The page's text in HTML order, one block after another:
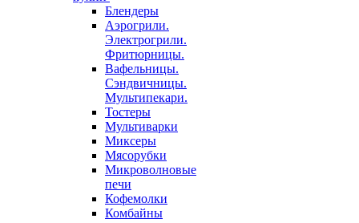
Блендеры
Аэрогрили.
Электрогрили.
Фритюрницы.
Вафельницы.
Сэндвичницы.
Мультипекари.
Тостеры
Мультиварки
Миксеры
Мясорубки
Микроволновые
печи
Кофемолки
Комбайны